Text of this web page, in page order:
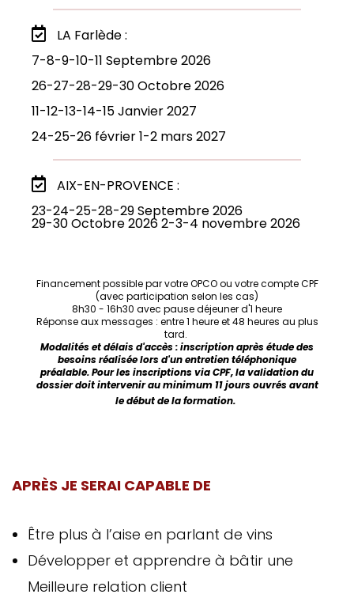
APRÈS JE SERAI CAPABLE DE
Être plus à l’aise en parlant de vins
Développer et apprendre à bâtir une
Meilleure relation client
LA Farlède :
7-8-9-10-11 Septembre 2026
26-27-28-29-30 Octobre 2026
11-12-13-14-15 Janvier 2027
24-25-26 février 1-2 mars 2027
AIX-EN-PROVENCE :
23-24-25-28-29 Septembre 2026
29-30 Octobre 2026 2-3-4 novembre 2026
Financement possible par votre OPCO ou votre compte CPF
(avec participation selon les cas)
8h30 - 16h30 avec pause déjeuner d'1 heure
Réponse aux messages : entre 1 heure et 48 heures au plus
tard.
Modalités et délais d'accès : inscription après étude des
besoins réalisée lors d'un entretien téléphonique
préalable.Pour les inscriptions via CPF, la validation du
dossier doit intervenir au minimum 11 jours ouvrés avant
le début de la formation.